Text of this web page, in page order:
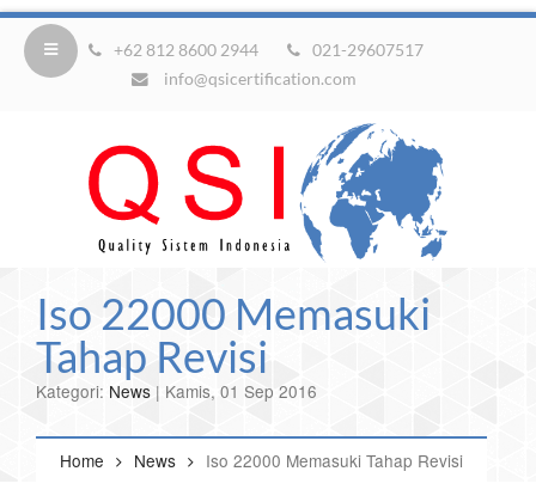
+62 812 8600 2944
021-29607517
info@qsicertification.com
Iso 22000 Memasuki
Tahap Revisi
Kategori: News | Kamis, 01 Sep 2016
Home News Iso 22000 Memasuki Tahap Revisi